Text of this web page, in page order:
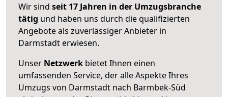
Wir sind seit 17 Jahren in der Umzugsbranche
tätig und haben uns durch die qualifizierten
Angebote als zuverlässiger Anbieter in
Darmstadt erwiesen.
Unser Netzwerk bietet Ihnen einen
umfassenden Service, der alle Aspekte Ihres
Umzugs von Darmstadt nach Barmbek-Süd